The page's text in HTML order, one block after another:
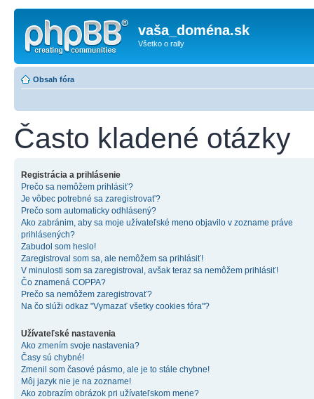
vaša_doména.sk
Všetko o rally
Obsah fóra
Často kladené otázky
Registrácia a prihlásenie
Prečo sa nemôžem prihlásiť?
Je vôbec potrebné sa zaregistrovať?
Prečo som automaticky odhlásený?
Ako zabránim, aby sa moje užívateľské meno objavilo v zozname práve
prihlásených?
Zabudol som heslo!
Zaregistroval som sa, ale nemôžem sa prihlásiť!
V minulosti som sa zaregistroval, avšak teraz sa nemôžem prihlásiť!
Čo znamená COPPA?
Prečo sa nemôžem zaregistrovať?
Na čo slúži odkaz "Vymazať všetky cookies fóra"?
Užívateľské nastavenia
Ako zmením svoje nastavenia?
Časy sú chybné!
Zmenil som časové pásmo, ale je to stále chybne!
Môj jazyk nie je na zozname!
Ako zobrazím obrázok pri užívateľskom mene?